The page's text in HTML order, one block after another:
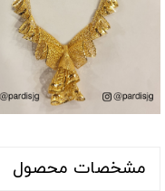
مشخصات محصول